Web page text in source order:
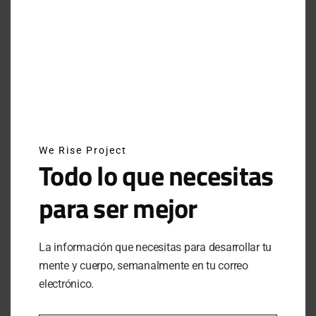
SUSCRÍBETE A NUESTRO NEWSLETTER
SUBSCRIBE
Al hacer clic en este botón, confirmas que has leído y
almacenamiento de información enviada por esta forma.
We Rise Project
Todo lo que necesitas
para ser mejor
La información que necesitas para desarrollar tu
mente y cuerpo, semanalmente en tu correo
electrónico.